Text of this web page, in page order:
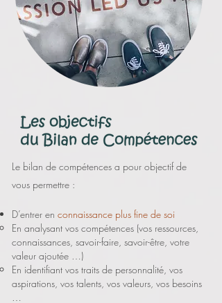
Le bilan de compétences a pour objectif de
vous permettre :
D’entrer en connaissance plus fine de soi
En analysant vos compétences (vos ressources,
connaissances, savoir-faire, savoir-être, votre
valeur ajoutée …)
En identifiant vos traits de personnalité, vos
aspirations, vos talents, vos valeurs, vos besoins